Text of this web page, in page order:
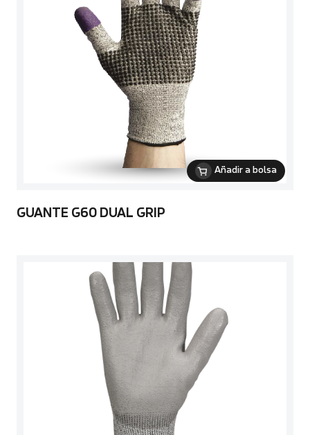
Añadir a bolsa
GUANTE G60 DUAL GRIP